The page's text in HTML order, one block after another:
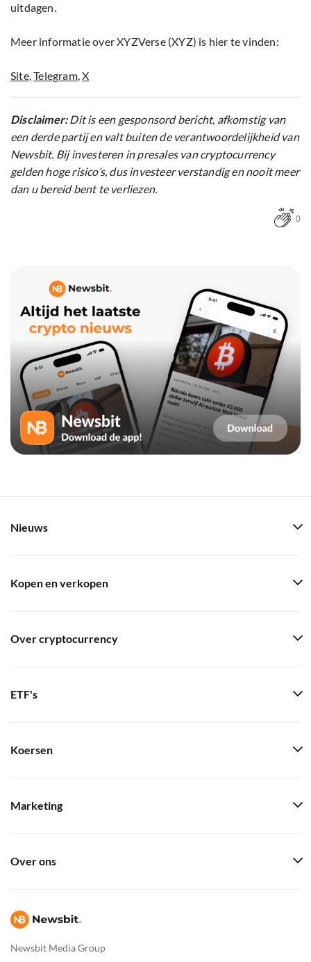
uitdagen.
Meer informatie over XYZVerse (XYZ) is hier te vinden:
Site,Telegram,X
Disclaimer:Dit is een gesponsord bericht, afkomstig van
een derde partij en valt buiten de verantwoordelijkheid van
Newsbit. Bij investeren in presales van cryptocurrency
gelden hoge risico’s, dus investeer verstandig en nooit meer
dan u bereid bent te verliezen.
0
Newsbit Media Group
Nieuws
Kopen en verkopen
Over cryptocurrency
ETF's
Koersen
Marketing
Over ons